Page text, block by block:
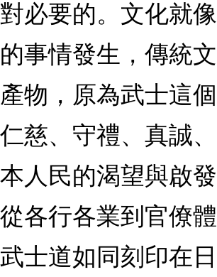
必要的。文化就
事情發生，傳統
物，原為武士這
慈、守禮、真誠
人民的渴望與啟
各行各業到官僚
士道如同刻印在